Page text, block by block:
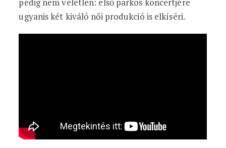
ugyanis két kiváló női produkció is elkíséri.